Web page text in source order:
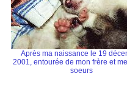
Après ma naissance le 19
2001, entourée de mon frère et
soeurs